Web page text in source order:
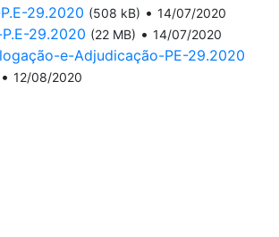
29.2020 (508 kB) • 14/07/2020
29.2020 (22 MB) • 14/07/2020
e-Adjudicação-PE-29.2020
• 12/08/2020